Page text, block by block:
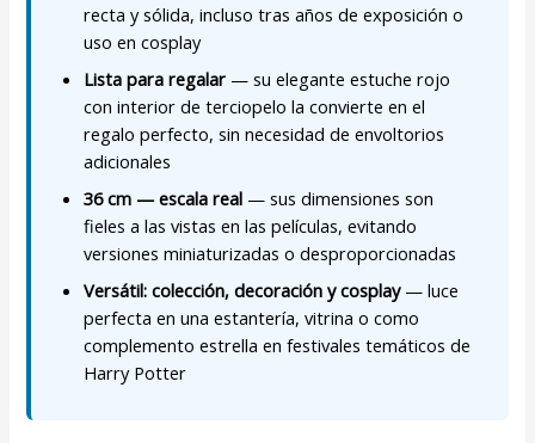
recta y sólida, incluso tras años de exposición o
uso en cosplay
Lista para regalar — su elegante estuche rojo
con interior de terciopelo la convierte en el
regalo perfecto, sin necesidad de envoltorios
adicionales
36 cm — escala real — sus dimensiones son
fieles a las vistas en las películas, evitando
versiones miniaturizadas o desproporcionadas
Versátil: colección, decoración y cosplay— luce
perfecta en una estantería, vitrina o como
complemento estrella en festivales temáticos de
Harry Potter